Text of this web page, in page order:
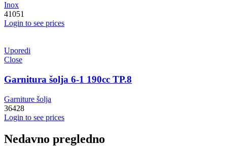
Inox
41051
Login to see prices
Uporedi
Close
Garnitura šolja 6-1 190cc TP.8
Garniture šolja
36428
Login to see prices
Nedavno pregledno